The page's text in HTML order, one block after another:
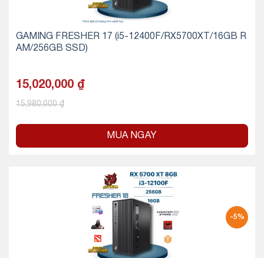
GAMING FRESHER 17 (i5-12400F/RX5700XT/16GB R
AM/256GB SSD)
15,020,000 ₫
15,980,000₫
MUA NGAY
-5%